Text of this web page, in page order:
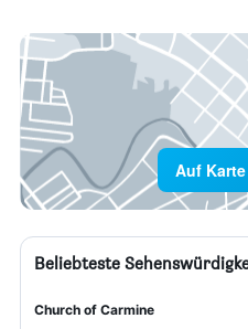
Auf
Beliebteste
Church of Carmine